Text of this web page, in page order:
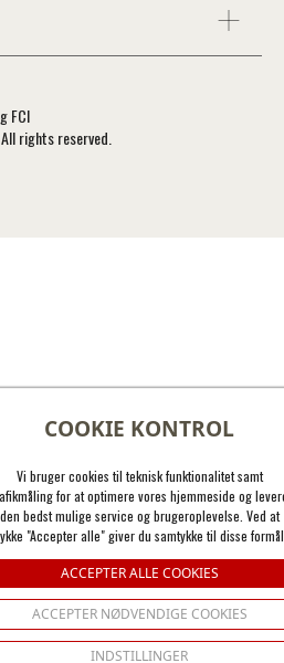
COOKIE KONTROL
Vi bruger cookies til teknisk funktionalitet samt
for at optimere vores hjemmeside og
den bedst mulige service og brugeroplevelse. Ved at
"Accepter alle" giver du samtykke til disse
ACCEPTER ALLE COOKIES
ACCEPTER NØDVENDIGE COOKIES
INDSTILLINGER
FCI
rights reserved.